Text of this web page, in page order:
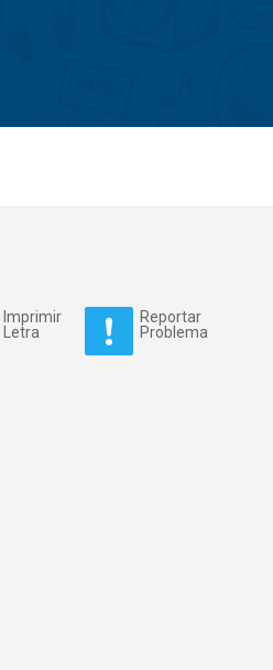
Imprimir
Letra
Reportar
Problema